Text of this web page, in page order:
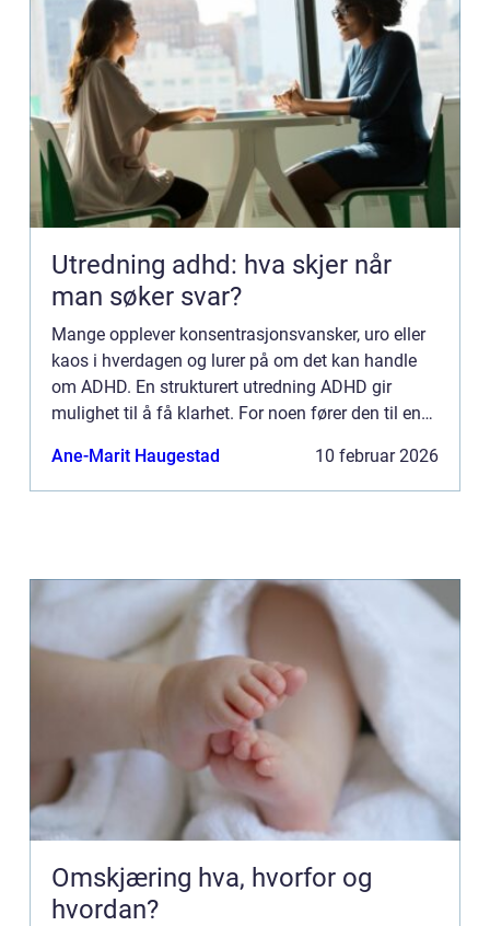
Utredning adhd: hva skjer når
man søker svar?
Mange opplever konsentrasjonsvansker, uro eller
kaos i hverdagen og lurer på om det kan handle
om ADHD. En strukturert utredning ADHD gir
mulighet til å få klarhet. For noen fører den til en
forstå egen...
Ane-Marit Haugestad 10 februar 2026
Omskjæring hva, hvorfor og
hvordan?